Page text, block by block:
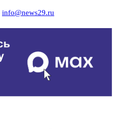
info@news29.ru